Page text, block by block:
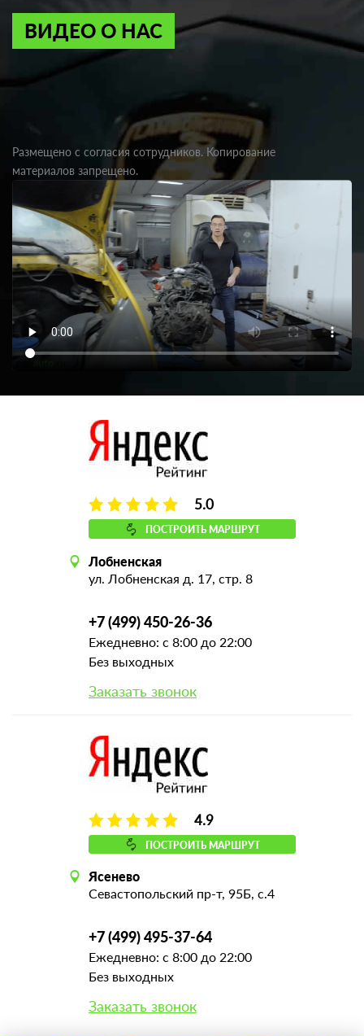
ВИДЕО О НАС
Размещено с согласия сотрудников. Копирование
материалов запрещено.
5.0
ПОСТРОИТЬ МАРШРУТ
Лобненская
ул. Лобненская д. 17, стр. 8
+7 (499) 450-26-36
Ежедневно: с 8:00 до 22:00
Без выходных
Заказать звонок
4.9
ПОСТРОИТЬ МАРШРУТ
Ясенево
Севастопольский пр-т, 95Б, с.4
+7 (499) 495-37-64
Ежедневно: с 8:00 до 22:00
Без выходных
Заказать звонок